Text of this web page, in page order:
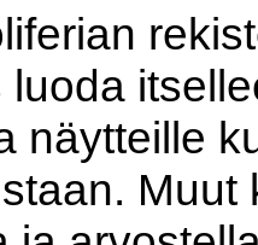
näytteille